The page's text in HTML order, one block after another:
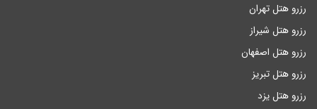
رزرو هتل تهران
رزرو هتل شیراز
رزرو هتل اصفهان
رزرو هتل تبریز
رزرو هتل یزد